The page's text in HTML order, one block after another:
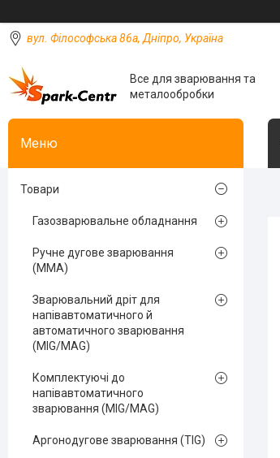
вул. Філософська 86а, Дніпро, Україна
Все для зварювання та
металообробки
Товари
Газозварювальне обладнання
Ручне дугове зварювання
(MMA)
Зварювальний дріт для
напівавтоматичного й
автоматичного зварювання
(MIG/MAG)
Комплектуючі до
напівавтоматичного
зварювання (MIG/MAG)
Аргонодугове зварювання (TIG)